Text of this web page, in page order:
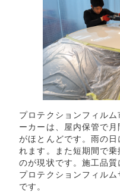
プロテクションフィル
ーカーは、屋内保管で
がほとんどです。雨の
れます。また短期間で
のが現状です。施工品
プロテクションフィル
です。